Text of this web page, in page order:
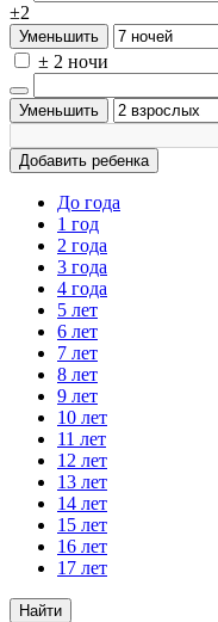
±2
Уменьшить
± 2 ночи
Уменьшить
Добавить ребенка
До года
1 год
2 года
3 года
4 года
5 лет
6 лет
7 лет
8 лет
9 лет
10 лет
11 лет
12 лет
13 лет
14 лет
15 лет
16 лет
17 лет
Найти